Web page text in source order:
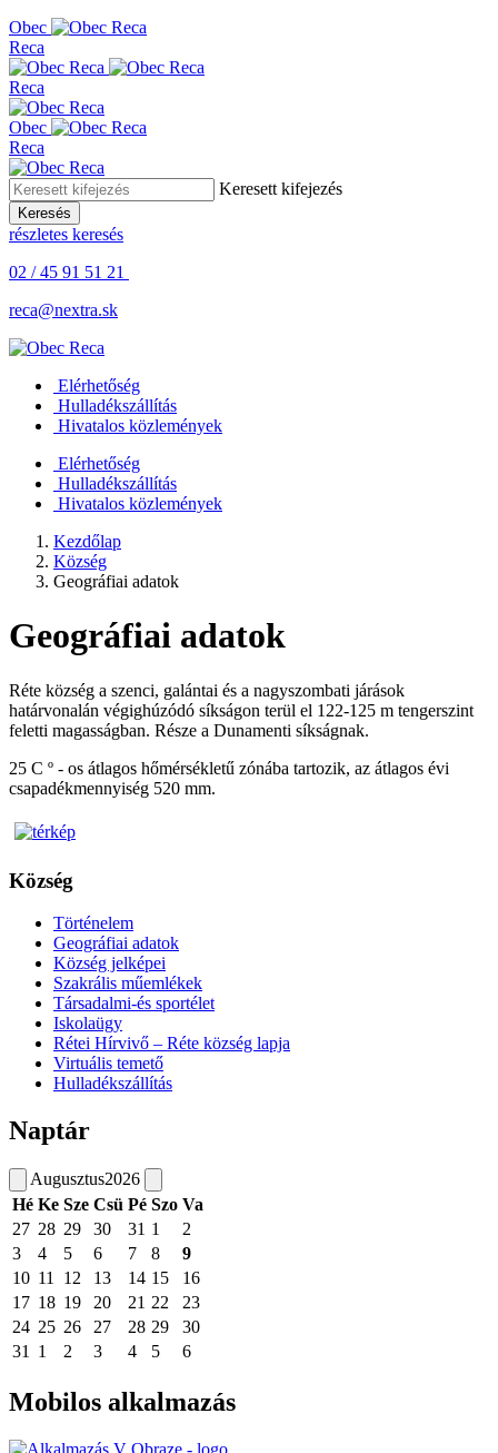
Obec
Reca
Reca
Obec
Reca
Keresett kifejezés
Keresés
részletes keresés
02 / 45 91 51 21
reca@nextra.sk
Elérhetőség
Hulladékszállítás
Hivatalos közlemények
Elérhetőség
Hulladékszállítás
Hivatalos közlemények
Kezdőlap
Község
Geográfiai adatok
Geográfiai adatok
Réte község a szenci, galántai és a nagyszombati járások
határvonalán végighúzódó síkságon terül el 122-125 m tengerszint
feletti magasságban. Része a Dunamenti síkságnak.
25 C º - os átlagos hőmérsékletű zónába tartozik, az átlagos évi
csapadékmennyiség 520 mm.
Község
Történelem
Geográfiai adatok
Község jelképei
Szakrális műemlékek
Társadalmi-és sportélet
Iskolaügy
Rétei Hírvivő – Réte község lapja
Virtuális temető
Hulladékszállítás
Naptár
Augusztus2026
Hé Ke Sze Csü Pé Szo Va
27 28 29 30 31 1
2
3
4 5 6 7 8
9
10 11 12 13 14 15
16
17 18 19 20 21 22
23
24 25 26 27 28 29
30
31
1 2 3 4 5 6
Mobilos alkalmazás